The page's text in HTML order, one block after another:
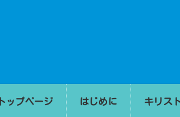
トップページ はじめに キリス